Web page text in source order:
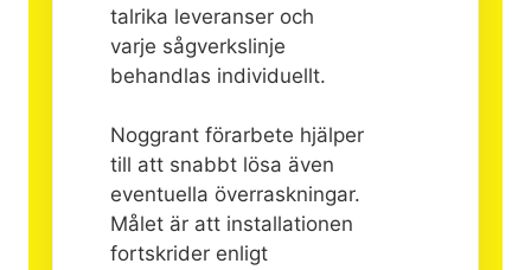
talrika leveranser och
varje sågverkslinje
behandlas individuellt.
Noggrant förarbete hjälper
till att snabbt lösa även
eventuella överraskningar.
Målet är att installationen
fortskrider enligt